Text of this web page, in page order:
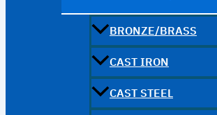
BRONZE/BRASS
CAST IRON
CAST STEEL